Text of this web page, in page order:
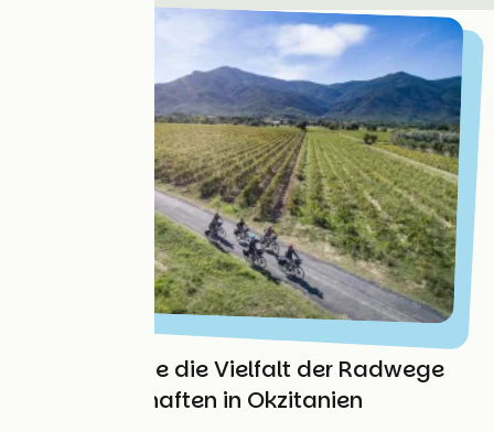
Entdecken Sie die Vielfalt der Radwege
und Landschaften in Okzitanien